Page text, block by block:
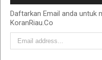
Daftarkan Email anda untuk
KoranRiau.Co